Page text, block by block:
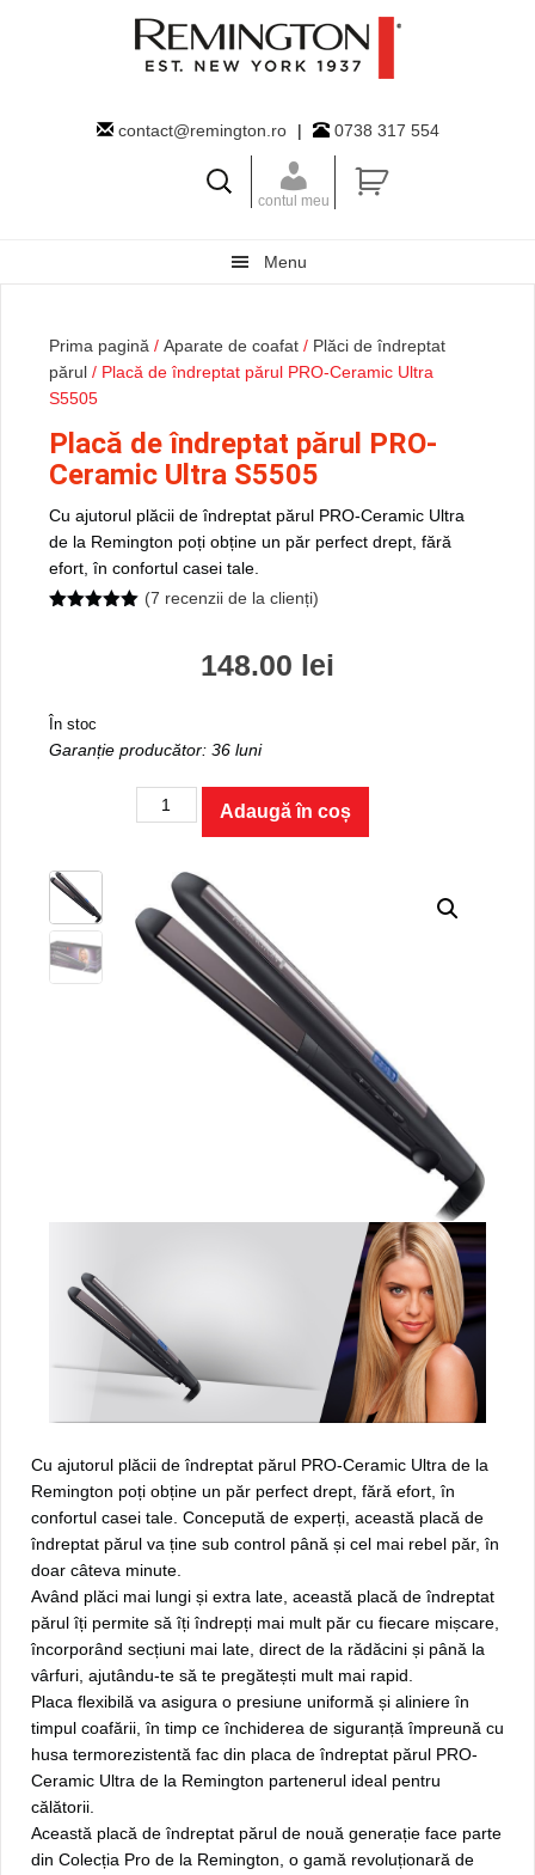
contact@remington.ro
| 0738 317 554
contul meu
Menu
Prima pagină / Aparate de coafat / Plăci de îndreptat
părul / Placă de îndreptat părul PRO-Ceramic Ultra
S5505
Placă de îndreptat părul PRO-
Ceramic Ultra S5505
Cu ajutorul plăcii de îndreptat părul PRO-Ceramic Ultra
de la Remington poți obține un păr perfect drept, fără
efort, în confortul casei tale.
(7 recenzii de la clienți)
148.00 lei
În stoc
Garanție producător: 36 luni
Cantitate
Placă
îndreptat
părul
PRO-
Ceramic
Adaugă în coș
Cu ajutorul plăcii de îndreptat părul PRO-Ceramic Ultra de la
Remington poți obține un păr perfect drept, fără efort, în
confortul casei tale. Concepută de experți, această placă de
îndreptat părul va ține sub control până și cel mai rebel păr, în
doar câteva minute.
Având plăci mai lungi și extra late, această placă de îndreptat
părul îți permite să îți îndrepți mai mult păr cu fiecare mișcare,
încorporând secțiuni mai late, direct de la rădăcini și până la
vârfuri, ajutându-te să te pregătești mult mai rapid.
Placa flexibilă va asigura o presiune uniformă și aliniere în
timpul coafării, în timp ce închiderea de siguranță împreună cu
husa termorezistentă fac din placa de îndreptat părul PRO-
Ceramic Ultra de la Remington partenerul ideal pentru
călătorii.
Această placă de îndreptat părul de nouă generație face parte
din Colecția Pro de la Remington, o gamă revoluționară de